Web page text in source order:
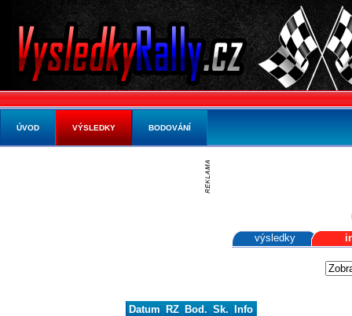
výsledky
Datum RZ Bod. Sk. Info
ÚVOD VÝSLEDKY BODOVÁNÍ